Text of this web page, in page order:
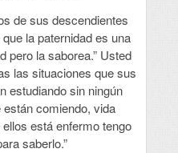
de sus descendientes
la paternidad es una
pero la saborea.” Usted
las situaciones que sus
estudiando sin ningún
comiendo, vida
está enfermo tengo
saberlo.”